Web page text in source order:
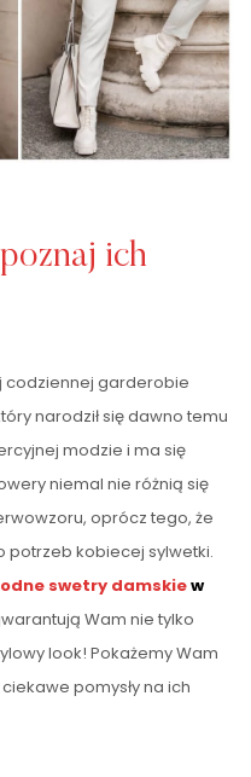
ich
codziennej garderobie
narodził się dawno temu
modzie i ma się
niemal nie różnią się
oprócz tego, że
potrzeb kobiecej sylwetki.
swetry damskiew
Wam nie tylko
look! Pokażemy Wam
pomysły na ich